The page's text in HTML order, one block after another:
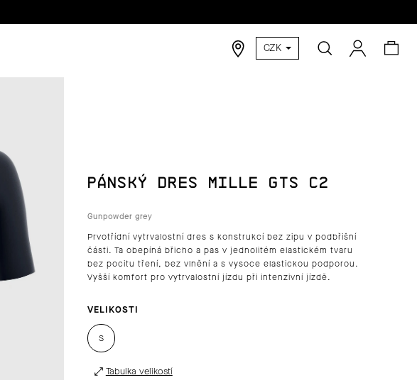
CZK Hledat
PÁNSKÝ DRES MILLE GTS C2
Gunpowder grey
Prvotřídní vytrvalostní dres s konstrukcí bez zipu v podbřišní
části. Ta obepíná břicho a pas v jednolitém elastickém tvaru
bez pocitu tření, bez vlnění a s vysoce elastickou podporou.
Vyšší komfort pro vytrvalostní jízdu při intenzivní jízdě.
VELIKOSTI
S
Tabulka velikostí